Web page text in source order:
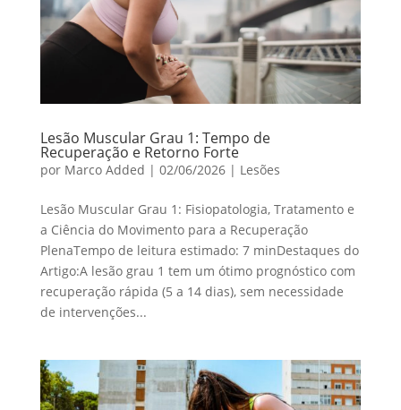
Lesão Muscular Grau 1: Tempo de
Recuperação e Retorno Forte
por Marco Added | 02/06/2026| Lesões
Lesão Muscular Grau 1: Fisiopatologia, Tratamento e
a Ciência do Movimento para a Recuperação
PlenaTempo de leitura estimado: 7 minDestaques do
Artigo:A lesão grau 1 tem um ótimo prognóstico com
recuperação rápida (5 a 14 dias), sem necessidade
de intervenções...